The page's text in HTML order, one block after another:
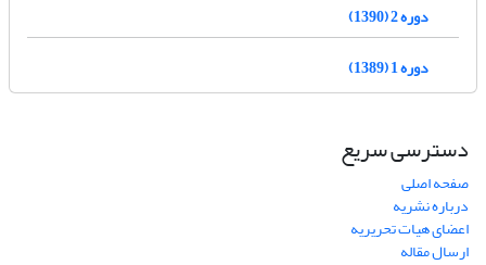
دوره 2 (1390)
دوره 1 (1389)
دسترسی سریع
صفحه اصلی
درباره نشریه
اعضای هیات تحریریه
ارسال مقاله